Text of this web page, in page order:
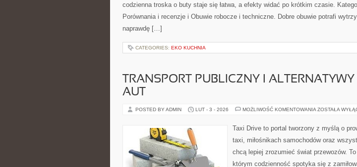
codzienna troska o buty staje się łatwa, a efekty widać po krótkim czasie.
Porównania i recenzje i Obuwie robocze i techniczne. Dobre obuwie potrafi
naprawdę […]
CATEGORIES: EKO KUCHNIA
TRANSPORT PUBLICZNY I
AUT
POSTED BY ADMIN LUT - 3 - 2026 MOŻLIWOŚĆ KOMENTOWANIA TRANSPORT
ALTERNATYWY
DLA
ZOSTAŁA
Taxi Drive to portal tworzony z myślą o
taxi, miłośnikach samochodów oraz
chcą lepiej zrozumieć świat przewozów.
którym codzienność spotyka się z